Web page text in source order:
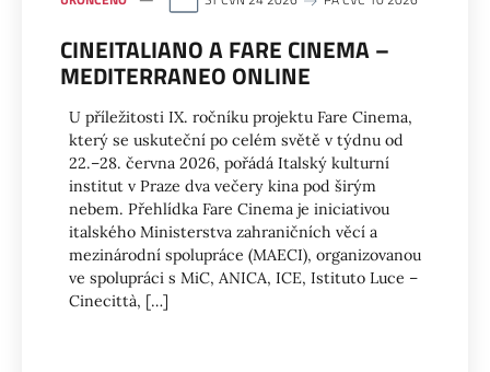
CINEITALIANO A FARE CINEMA –
MEDITERRANEO ONLINE
U příležitosti IX. ročníku projektu Fare Cinema,
který se uskuteční po celém světě v týdnu od
22.–28. června 2026, pořádá Italský kulturní
institut v Praze dva večery kina pod širým
nebem. Přehlídka Fare Cinema je iniciativou
italského Ministerstva zahraničních věcí a
mezinárodní spolupráce (MAECI), organizovanou
ve spolupráci s MiC, ANICA, ICE, Istituto Luce –
Cinecittà, […]